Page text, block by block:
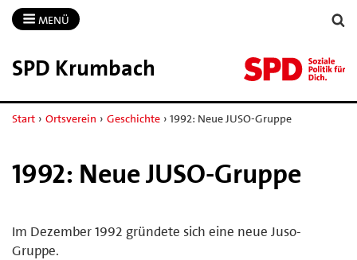
MENÜ
SPD Krumbach
Start › Ortsverein › Geschichte › 1992: Neue JUSO-Gruppe
1992: Neue JUSO-Gruppe
Im Dezember 1992 gründete sich eine neue Juso-
Gruppe.